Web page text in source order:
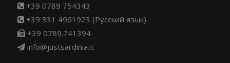
+39 0789 754343
+39 331 4961923 (Русский язык)
+39 0789.741394
info@justsardinia.it